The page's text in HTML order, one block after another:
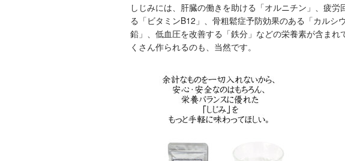
しじみには、肝臓の働きを助ける「オルニチン」、疲
る「ビタミンB12」、骨粗鬆症予防効果のある「カルシ
鉛」、低血圧を改善する「鉄分」などの栄養素が含ま
くさん作られるのも、当然です。